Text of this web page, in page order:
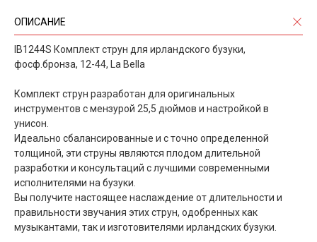
ОПИСАНИЕ
IB1244S Комплект струн для ирландского бузуки,
фосф.бронза, 12-44, La Bella
Комплект струн разработан для оригинальных
инструментов с мензурой 25,5 дюймов и настройкой в
унисон.
Идеально сбалансированные и с точно определенной
толщиной, эти струны являются плодом длительной
разработки и консультаций с лучшими современными
исполнителями на бузуки.
Вы получите настоящее наслаждение от длительности и
правильности звучания этих струн, одобренных как
музыкантами, так и изготовителями ирландских бузуки.